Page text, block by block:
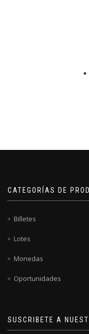
CATEGORÍAS DE
Billetes
Lotes
Monedas
Oportunidades
SUSCRIBETE A